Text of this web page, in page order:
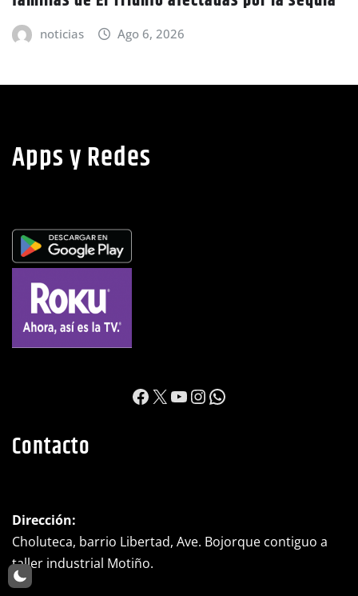
Honduras inicia nuevo censo poblacional tras
13 años sin datos actualizados
Dirección:
Choluteca, barrio Libertad, Ave. Bojorque contiguo a